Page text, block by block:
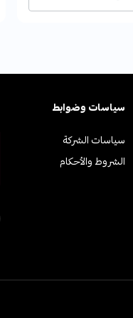
سياسات الشركة
الشروط والأحكام
سياسات وضوابط